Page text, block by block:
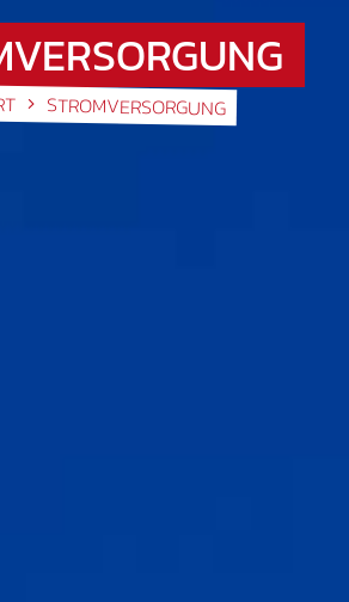
STROMVERSORGUNG